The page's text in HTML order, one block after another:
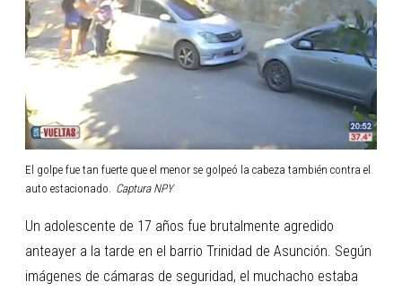
El golpe fue tan fuerte que el menor se golpeó la cabeza también contra el
auto estacionado.
Captura NPY
Un adolescente de 17 años fue brutalmente agredido
anteayer a la tarde en el barrio Trinidad de Asunción. Según
imágenes de cámaras de seguridad, el muchacho estaba